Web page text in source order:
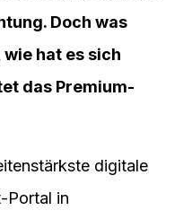
Doch was
hat es sich
das Premium-
digitale
Portal in